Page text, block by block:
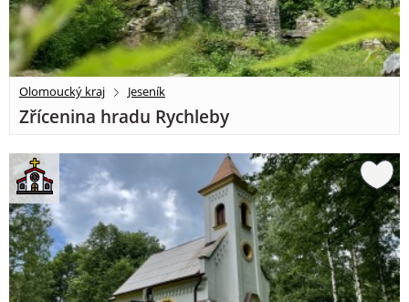
Olomoucký kraj Jeseník
Zřícenina hradu Rychleby